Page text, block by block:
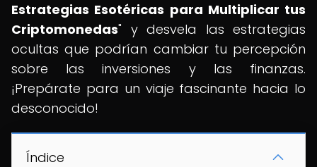
Estrategias Esotéricas para Multiplicar tus
Criptomonedas" y desvela las estrategias
ocultas que podrían cambiar tu percepción
sobre las inversiones y las finanzas.
¡Prepárate para un viaje fascinante hacia lo
desconocido!
Índice